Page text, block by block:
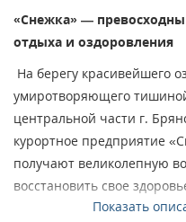
«Снежка» —
отдыха и оздоровления
На берегу красивейшего
умиротворяющего
центральной части г.
курортное предприятие
получают великолепную
восстановить свое
дарят энергию и силы,
Показать